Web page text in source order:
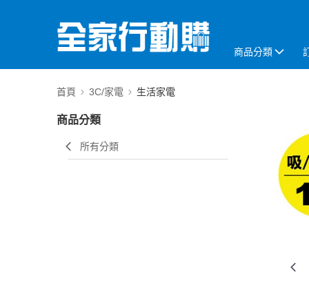
商品分類
首頁 3C/家電 生活家電
商品分類
所有分類